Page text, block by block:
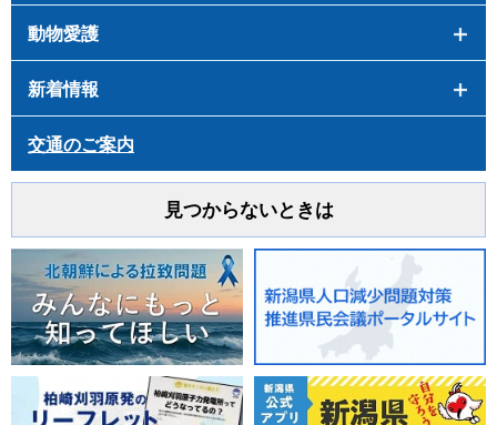
動物愛護
新着情報
交通のご案内
見つからないときは